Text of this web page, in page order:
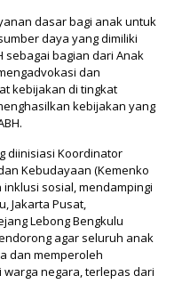
dasar bagi anak untuk
daya yang dimiliki
sebagai bagian dari Anak
dan
kebijakan di tingkat
kebijakan yang
diinisiasi Koordinator
Kebudayaan (Kemenko
sosial, mendampingi
Jakarta Pusat,
Lebong Bengkulu
agar seluruh anak
dan memperoleh
negara, terlepas dari